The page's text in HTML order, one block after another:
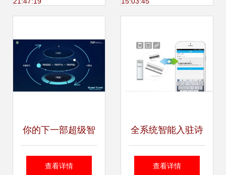
你的下一部超级智
能终端,可能是一辆
查看详情
全系统智能入驻诗
城 马鞍山首家体验
查看详情